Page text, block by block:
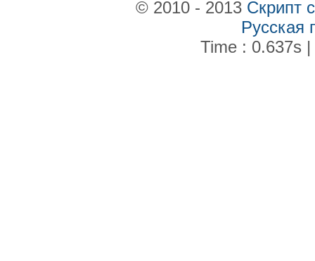
© 2010 - 2013 Скрипт
Русская
Time : 0.637s